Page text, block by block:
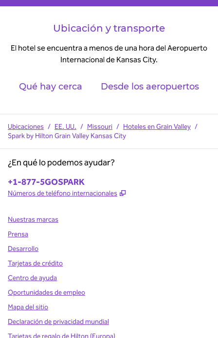
Ubicación y transporte
El hotel se encuentra a menos de una hora del Aeropuerto
Internacional de Kansas City.
Qué hay cerca Desde los aeropuertos
Ubicaciones / EE. UU. / Missouri / Hoteles en Grain Valley /
Spark by Hilton Grain Valley Kansas City
¿En qué lo podemos ayudar?
Teléfono:
+1-877-5GOSPARK
Números de teléfono internacionales ,
Nuestras marcas
Prensa
Desarrollo
Tarjetas de crédito
Centro de ayuda
Oportunidades de empleo
Mapa del sitio
Declaración de privacidad mundial
Tarjetas de regalo de Hilton (Europa)